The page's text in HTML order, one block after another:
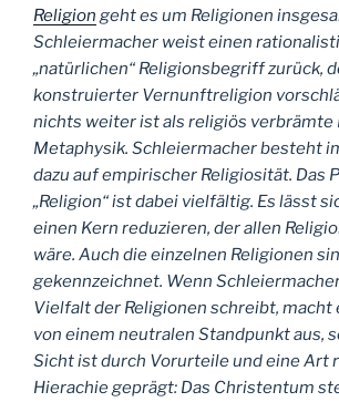
Religion geht es um Religionen
Schleiermacher weist einen
„natürlichen“ Religionsbegriff zurück,
konstruierter Vernunftreligion
nichts weiter ist als religiös verbrämte
Metaphysik. Schleiermacher besteht
dazu auf empirischer Religiosität. Das
„Religion“ ist dabei vielfältig. Es lässt
einen Kern reduzieren, der allen
wäre. Auch die einzelnen Religionen
gekennzeichnet. Wenn
Vielfalt der Religionen schreibt, macht
von einem neutralen Standpunkt aus,
Sicht ist durch Vorurteile und eine Art
Hierachie geprägt: Das Christentum